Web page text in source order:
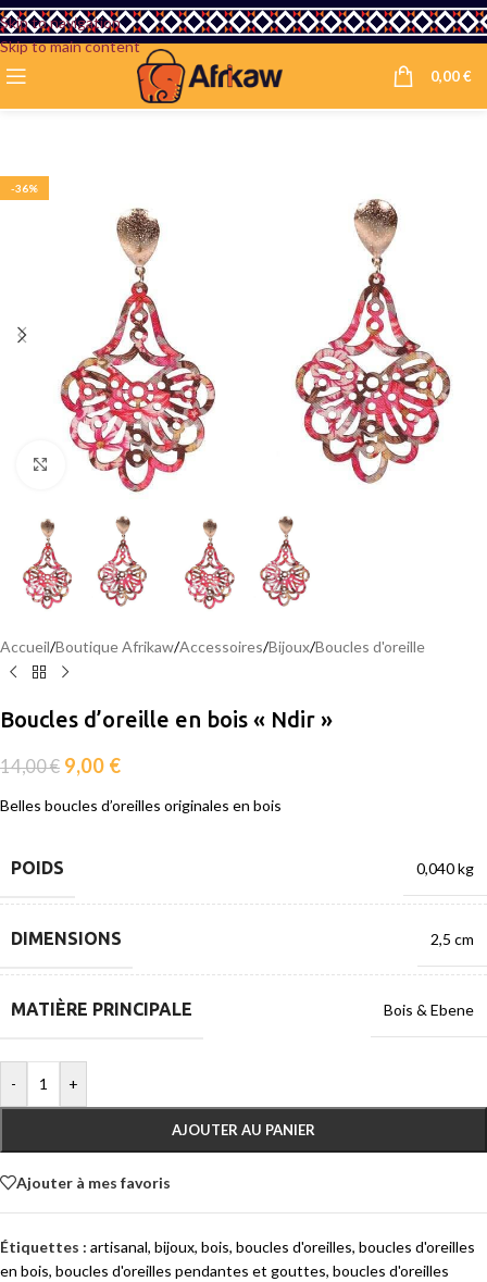
Skip to navigation
Skip to main content
0,00€
-36%
Agrandir
Accueil/Boutique Afrikaw/Accessoires/Bijoux/Boucles d'oreille
Boucles d’oreille en bois « Ndir »
14,00€ 9,00 €
Belles boucles d’oreilles originales en bois
POIDS 0,040 kg
DIMENSIONS 2,5 cm
MATIÈRE PRINCIPALE Bois & Ebene
- +
AJOUTER AU PANIER
Ajouter à mes favoris
Étiquettes : artisanal, bijoux, bois, boucles d'oreilles, boucles d'oreilles
en bois, boucles d'oreilles pendantes et gouttes, boucles d'oreilles